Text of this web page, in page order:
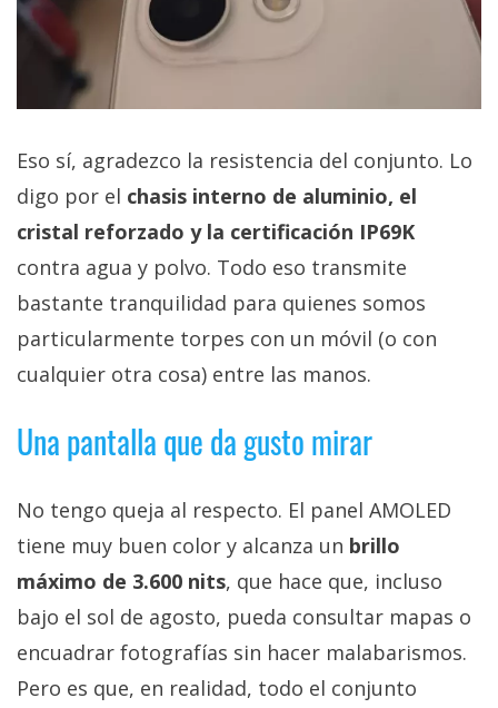
Eso sí, agradezco la resistencia del conjunto. Lo
digo por el chasis interno de aluminio, el
cristal reforzado y la certificación IP69K
contra agua y polvo. Todo eso transmite
bastante tranquilidad para quienes somos
particularmente torpes con un móvil (o con
cualquier otra cosa) entre las manos.
Una pantalla que da gusto mirar
No tengo queja al respecto. El panel AMOLED
tiene muy buen color y alcanza un brillo
máximo de 3.600 nits, que hace que, incluso
bajo el sol de agosto, pueda consultar mapas o
encuadrar fotografías sin hacer malabarismos.
Pero es que, en realidad, todo el conjunto